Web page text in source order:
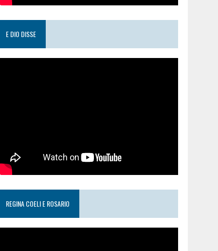
E DIO DISSE
REGINA COELI E ROSARIO